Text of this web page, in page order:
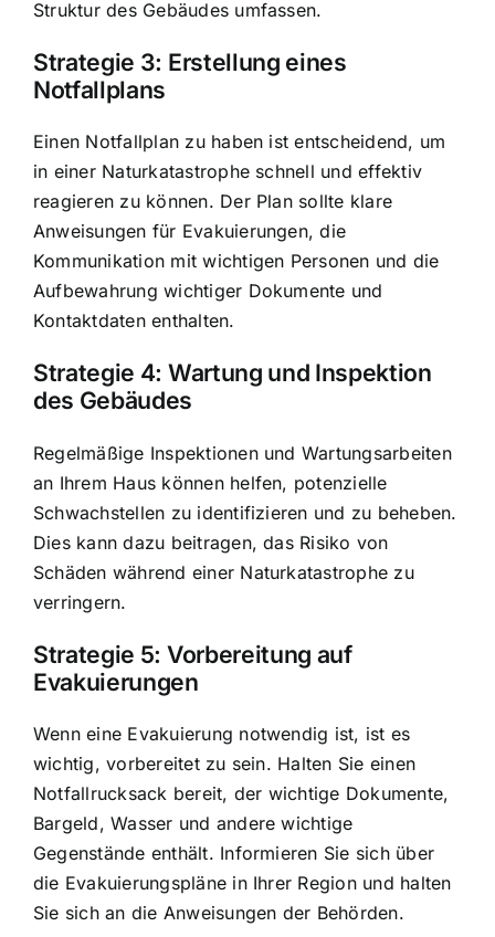
Struktur des Gebäudes umfassen.
Strategie 3: Erstellung eines
Notfallplans
Einen Notfallplan zu haben ist entscheidend, um
in einer Naturkatastrophe schnell und effektiv
reagieren zu können. Der Plan sollte klare
Anweisungen für Evakuierungen, die
Kommunikation mit wichtigen Personen und die
Aufbewahrung wichtiger Dokumente und
Kontaktdaten enthalten.
Strategie 4: Wartung und Inspektion
des Gebäudes
Regelmäßige Inspektionen und Wartungsarbeiten
an Ihrem Haus können helfen, potenzielle
Schwachstellen zu identifizieren und zu beheben.
Dies kann dazu beitragen, das Risiko von
Schäden während einer Naturkatastrophe zu
verringern.
Strategie 5: Vorbereitung auf
Evakuierungen
Wenn eine Evakuierung notwendig ist, ist es
wichtig, vorbereitet zu sein. Halten Sie einen
Notfallrucksack bereit, der wichtige Dokumente,
Bargeld, Wasser und andere wichtige
Gegenstände enthält. Informieren Sie sich über
die Evakuierungspläne in Ihrer Region und halten
Sie sich an die Anweisungen der Behörden.